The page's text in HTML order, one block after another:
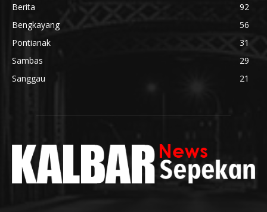
Berita
92
Bengkayang
56
Pontianak
31
Sambas
29
Sanggau
21